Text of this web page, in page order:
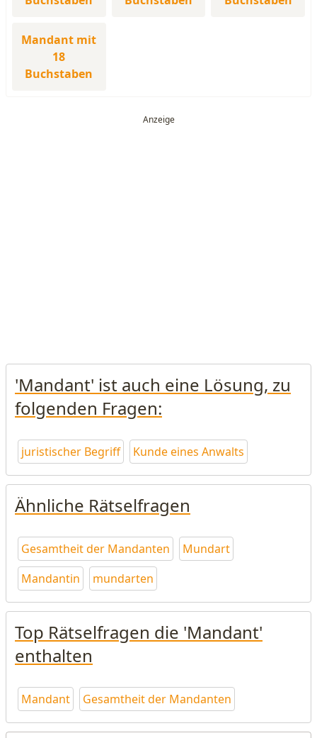
Mandant mit
18
Buchstaben
'Mandant' ist auch eine Lösung, zu
folgenden Fragen:
juristischer Begriff Kunde eines Anwalts
Ähnliche Rätselfragen
Gesamtheit der Mandanten
Mundart
Mandantin
mundarten
Top Rätselfragen die 'Mandant'
enthalten
Mandant Gesamtheit der Mandanten